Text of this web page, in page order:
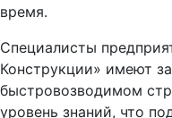
время.
Специалисты
Конструкции» имеют
быстровозводимом
уровень знаний, что